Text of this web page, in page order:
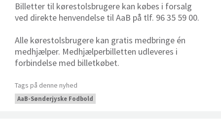
Billetter til kørestolsbrugere kan købes i forsalg
ved direkte henvendelse til AaB på tlf. 96 35 59 00.
Alle kørestolsbrugere kan gratis medbringe én
medhjælper. Medhjælperbilletten udleveres i
forbindelse med billetkøbet.
Tags på denne nyhed
AaB-Sønderjyske Fodbold